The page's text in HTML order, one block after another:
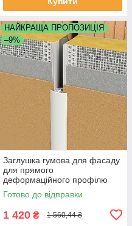
НАЙКРАЩА ПРОПОЗИЦІЯ
–9%
Заглушка гумова для фасаду
для прямого
деформаційного профілю
довжина 2,5 метра
Готово до відправки
1 420 ₴ 1 560,44 ₴